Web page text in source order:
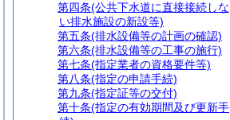
第四条(公共下水道に直接接続しな
い排水施設の新設等)
第五条(排水設備等の計画の確認)
第六条(排水設備等の工事の施行)
第七条(指定業者の資格要件等)
第八条(指定の申請手続)
第九条(指定証等の交付)
第十条(指定の有効期間及び更新手